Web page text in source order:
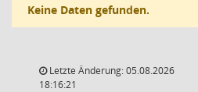
Keine Daten gefunden.
Letzte Änderung: 05.08.2026
18:16:21